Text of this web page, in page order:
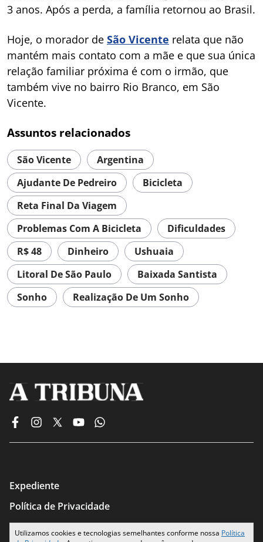
3 anos. Após a perda, a família retornou ao Brasil.
Hoje, o morador de São Vicente relata que não
mantém mais contato com a mãe e que sua única
relação familiar próxima é com o irmão, que
também vive no bairro Rio Branco, em São
Vicente.
Assuntos relacionados
São Vicente
Argentina
Ajudante De Pedreiro
Bicicleta
Reta Final Da Viagem
Problemas Com A Bicicleta
Dificuldades
R$ 48
Dinheiro
Ushuaia
Litoral De São Paulo
Baixada Santista
Sonho
Realização De Um Sonho
Utilizamos cookies e tecnologias semelhantes conforme nossa Política
Expediente
Política de Privacidade
Termos de Uso